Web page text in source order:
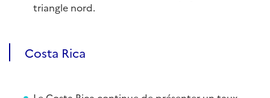
triangle nord.
Costa Rica